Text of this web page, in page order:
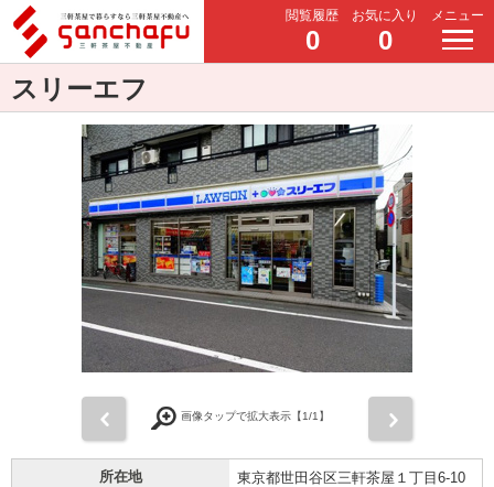
閲覧履歴
0
お気に入り
0
メニュー
スリーエフ
画像タップで拡大表示【1/1】
所在地 東京都世田谷区三軒茶屋１丁目6-10